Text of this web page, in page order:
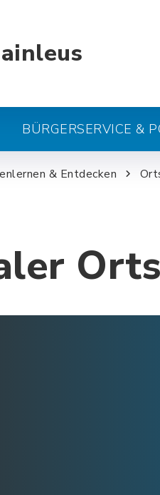
BÜRGERSERVICE &
& Entdecken